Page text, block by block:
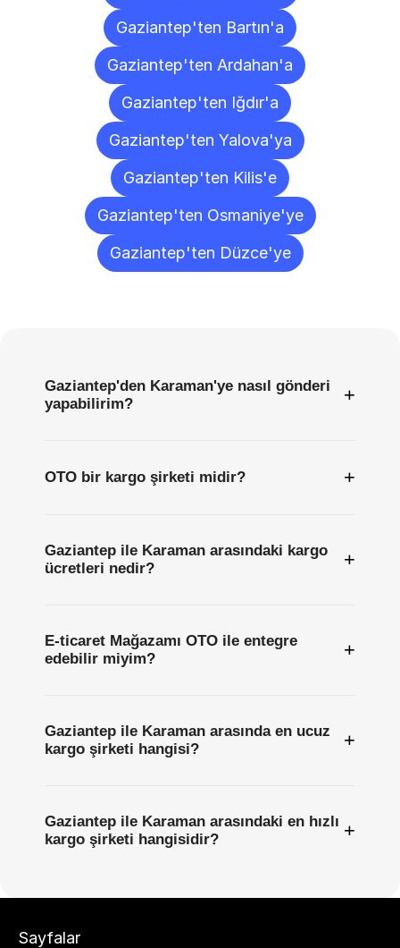
Gaziantep'ten Bartın'a
Gaziantep'ten Ardahan'a
Gaziantep'ten Iğdır'a
Gaziantep'ten Yalova'ya
Gaziantep'ten Kilis'e
Gaziantep'ten Osmaniye'ye
Gaziantep'ten Düzce'ye
Gaziantep'den Karaman'ye nasıl gönderi
yapabilirim?
+
OTO bir kargo şirketi midir? +
Gaziantep ile Karaman arasındaki kargo
ücretleri nedir?
+
E-ticaret Mağazamı OTO ile entegre
edebilir miyim?
+
Gaziantep ile Karaman arasında en ucuz
kargo şirketi hangisi?
+
Gaziantep ile Karaman arasındaki en hızlı
kargo şirketi hangisidir?
+
Sayfalar